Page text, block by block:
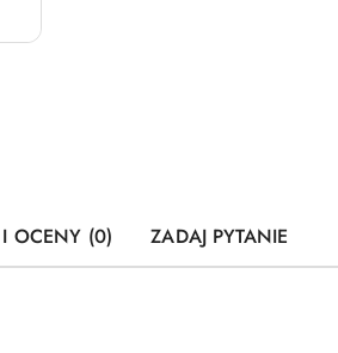
OCENY (0) ZADAJ PYTANIE